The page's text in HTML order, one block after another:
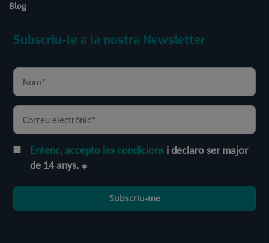
Blog
Subscriu-te a la nostra Newsletter
Entenc, accepto les condicions i declaro ser major
de 14 anys.
Subscriu-me